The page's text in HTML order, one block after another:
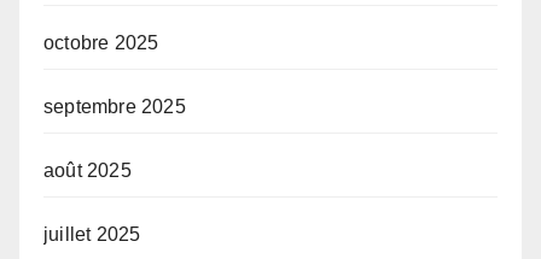
octobre 2025
septembre 2025
août 2025
juillet 2025